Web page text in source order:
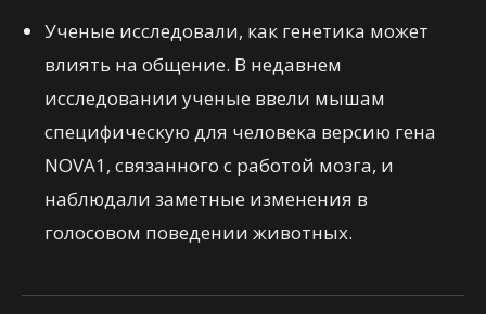
Ученые исследовали, как генетика может
влиять на общение. В недавнем
исследовании ученые ввели мышам
специфическую для человека версию гена
NOVA1, связанного с работой мозга, и
наблюдали заметные изменения в
голосовом поведении животных.